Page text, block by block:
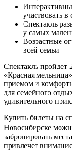
участвовать в
Спектакль
у самых
Возрастные
всей семьи.
Спектакль пройдет
«Красная
приемом и
для семейного
удивительного
Купить билеты на
Новосибирске
забронировать
привлечет